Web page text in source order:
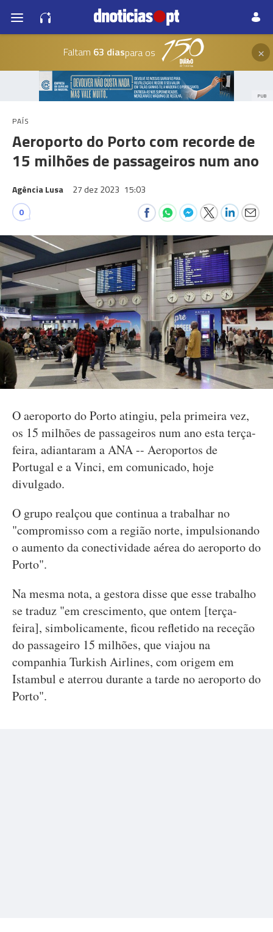
Faltam 63 diaspara os ×
PUB
PAÍS
Aeroporto do Porto com recorde de
15 milhões de passageiros num ano
Agência Lusa 27 dez 2023 15:03
0
O aeroporto do Porto atingiu, pela primeira vez,
os 15 milhões de passageiros num ano esta terça-
feira, adiantaram a ANA -- Aeroportos de
Portugal e a Vinci, em comunicado, hoje
divulgado.
O grupo realçou que continua a trabalhar no
"compromisso com a região norte, impulsionando
o aumento da conectividade aérea do aeroporto do
Porto".
Na mesma nota, a gestora disse que esse trabalho
se traduz "em crescimento, que ontem [terça-
feira], simbolicamente, ficou refletido na receção
do passageiro 15 milhões, que viajou na
companhia Turkish Airlines, com origem em
Istambul e aterrou durante a tarde no aeroporto do
Porto".